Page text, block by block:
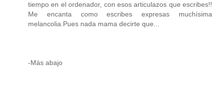
tiempo en el ordenador, con esos articulazos que escribes!!
Me encanta como escribes expresas muchísima
melancolia.Pues nada mama decirte que...
-Más abajo